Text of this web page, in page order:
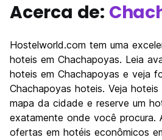
Acerca de:
Hostelworld.com tem uma
hoteis em Chachapoyas. Leia
hoteis em Chachapoyas e veja
Chachapoyas hoteis. Veja
mapa da cidade e reserve um
exatamente onde você procura.
ofertas em hotéis econômicos